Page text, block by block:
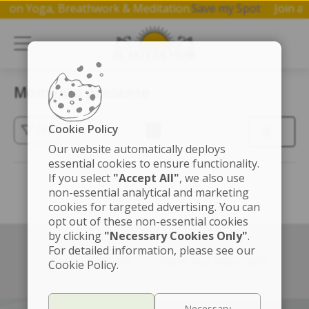
on Yoga, Breathwork & Meditation.Save my Spot Join
Momento presente
(3)
Left box align left Right box align right
Cookie Policy
Our website automatically deploys
essential cookies to ensure functionality.
If you select "Accept All", we also use
non-essential analytical and marketing
cookies for targeted advertising. You can
opt out of these non-essential cookies
by clicking "Necessary Cookies Only".
For detailed information, please see our
Cookie Policy.